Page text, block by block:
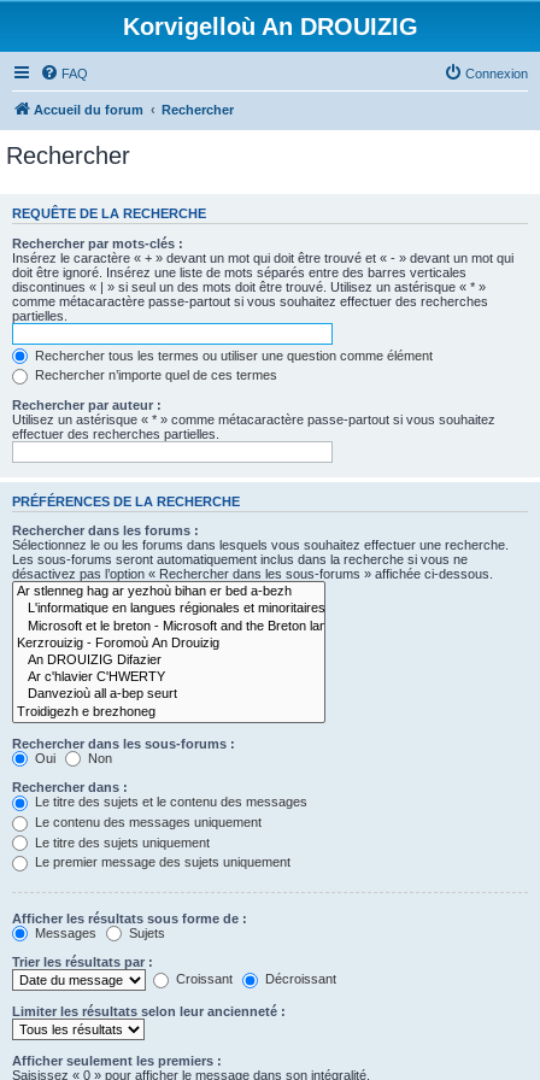
Korvigelloù An DROUIZIG
FAQ Connexion
Accueil du forum Rechercher
Rechercher
REQUÊTE DE LA RECHERCHE
Rechercher par mots-clés :
Insérez le caractère « + » devant un mot qui doit être trouvé et « - » devant un mot qui
doit être ignoré. Insérez une liste de mots séparés entre des barres verticales
discontinues « | » si seul un des mots doit être trouvé. Utilisez un astérisque « * »
comme métacaractère passe-partout si vous souhaitez effectuer des recherches
partielles.
Rechercher tous les termes ou utiliser une question comme élément
Rechercher n’importe quel de ces termes
Rechercher par auteur :
Utilisez un astérisque « * » comme métacaractère passe-partout si vous souhaitez
effectuer des recherches partielles.
PRÉFÉRENCES DE LA RECHERCHE
Rechercher dans les forums :
Sélectionnez le ou les forums dans lesquels vous souhaitez effectuer une recherche.
Les sous-forums seront automatiquement inclus dans la recherche si vous ne
désactivez pas l’option « Rechercher dans les sous-forums » affichée ci-dessous.
Rechercher dans les sous-forums :
Oui
Non
Rechercher dans :
Le titre des sujets et le contenu des messages
Le contenu des messages uniquement
Le titre des sujets uniquement
Le premier message des sujets uniquement
Afficher les résultats sous forme de :
Messages
Sujets
Trier les résultats par :
Croissant
Décroissant
Limiter les résultats selon leur ancienneté :
Afficher seulement les premiers :
Saisissez « 0 » pour afficher le message dans son intégralité.